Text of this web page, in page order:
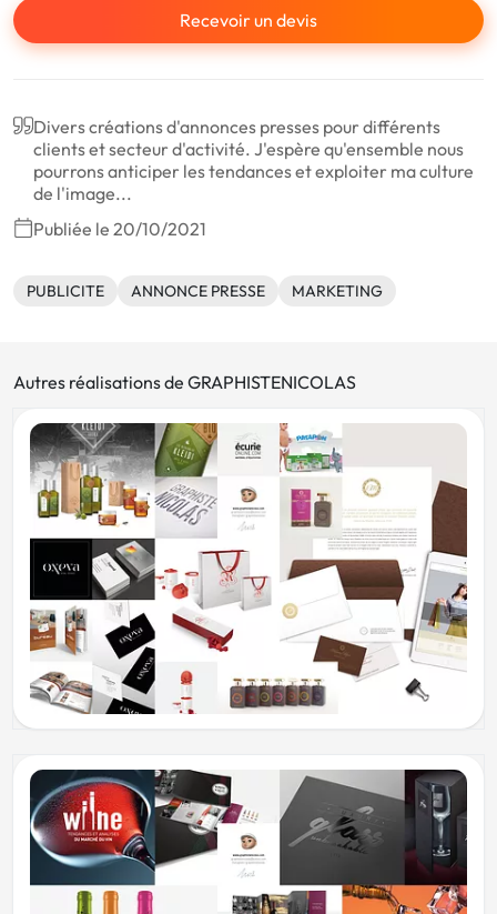
Recevoir un devis
Divers créations d'annonces presses pour différents
clients et secteur d'activité. J'espère qu'ensemble nous
pourrons anticiper les tendances et exploiter ma culture
de l'image...
Publiée le 20/10/2021
PUBLICITE ANNONCE PRESSE MARKETING
Autres réalisations de GRAPHISTENICOLAS